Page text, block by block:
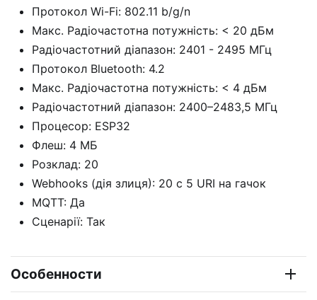
Протокол Wi-Fi: 802.11 b/g/n
Макс. Радіочастотна потужність: < 20 дБм
Радіочастотний діапазон: 2401 - 2495 МГц
Протокол Bluetooth: 4.2
Макс. Радіочастотна потужність: < 4 дБм
Радіочастотний діапазон: 2400–2483,5 МГц
Процесор: ESP32
Флеш: 4 МБ
Розклад: 20
Webhooks (дія злиця): 20 с 5 URI на гачок
MQTT: Да
Сценарії: Так
Особенности